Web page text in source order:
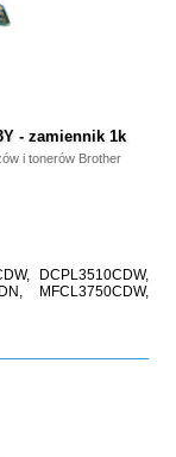
- zamiennik 1k
i tonerów Brother
DCPL3510CDW,
MFCL3750CDW,